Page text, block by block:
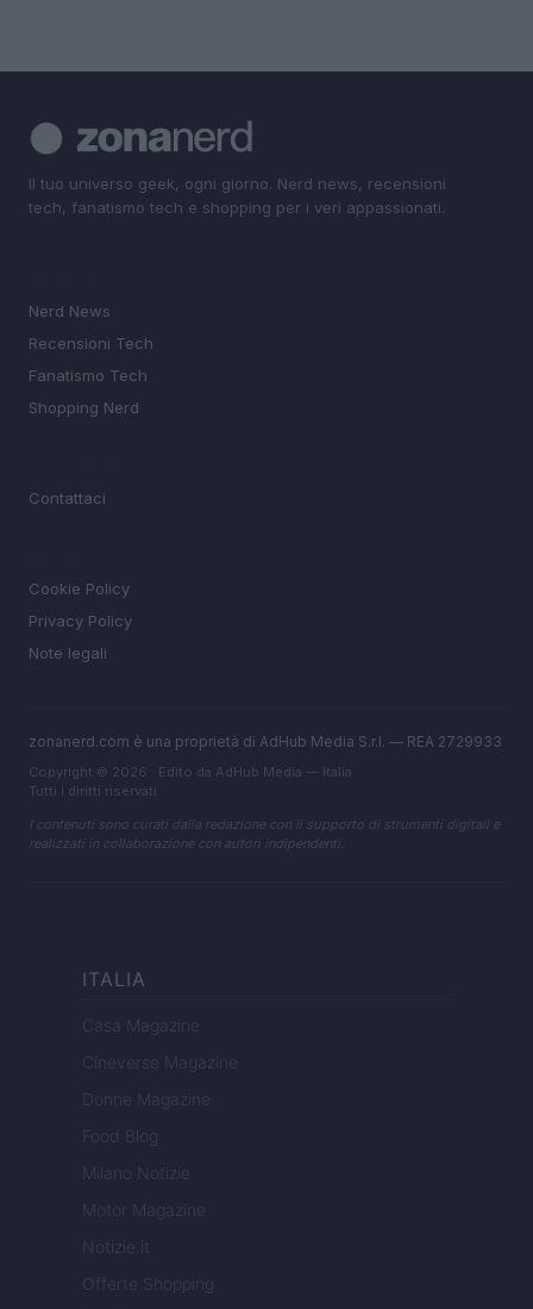
Il tuo universo geek, ogni giorno. Nerd news, recensioni
tech, fanatismo tech e shopping per i veri appassionati.
Nerd News
Recensioni Tech
Fanatismo Tech
Shopping Nerd
Contattaci
Cookie Policy
Privacy Policy
Note legali
zonanerd.com è una proprietà di AdHub Media S.r.l. — REA 2729933
Copyright © 2026 · Edito da AdHub Media — Italia
Tutti i diritti riservati
I contenuti sono curati dalla redazione con il supporto di strumenti digitali e
realizzati in collaborazione con autori indipendenti.
ITALIA
Casa Magazine
Cineverse Magazine
Donne Magazine
Food Blog
Milano Notizie
Motor Magazine
Notizie.it
Offerte Shopping